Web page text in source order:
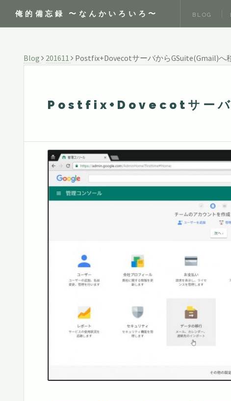
俺的備忘録 〜なんかいろいろ〜 BLOG
Blog 201611 Postfix+DovecotサーバからGSuite(Gmail)へ
Postfix+Dovecotサー